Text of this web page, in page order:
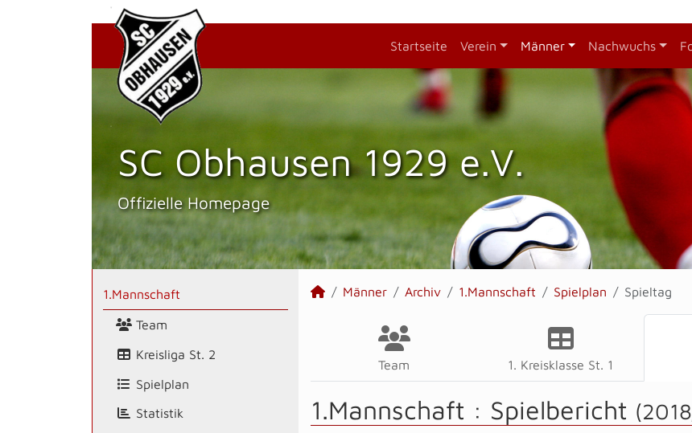
Startseite Verein Männer Nachwuchs
SC Obhausen 1929 e.V.
Offizielle Homepage
1.Mannschaft
Team
Kreisliga St. 2
Spielplan
Statistik
Männer Archiv 1.Mannschaft Spielplan Spieltag
Team 1. Kreisklasse St. 1
1.Mannschaft : Spielbericht